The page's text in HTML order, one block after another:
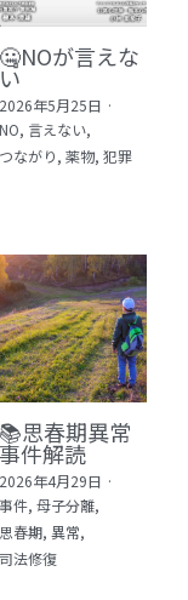
・ドラマ・
🤐NOが言えな
い
2026年5月25日 ·
NO, 言えない,
つながり, 薬物, 犯罪
📚思春期異常
事件解読
2026年4月29日 ·
事件, 母子分離,
思春期, 異常,
司法修復